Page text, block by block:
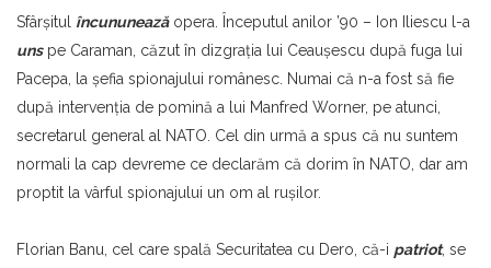
Sfârşitul încununeazăopera. Începutul anilor ’90 – Ion Iliescu l-a
unspe Caraman, căzut în dizgraţia lui Ceauşescu după fuga lui
Pacepa, la şefia spionajului românesc. Numai că n-a fost să fie
după intervenţia de pomină a lui Manfred Worner, pe atunci,
secretarul general al NATO. Cel din urmă a spus că nu suntem
normali la cap devreme ce declarăm că dorim în NATO, dar am
proptit la vârful spionajului un om al ruşilor.
Florian Banu, cel care spală Securitatea cu Dero, că-i patriot, se